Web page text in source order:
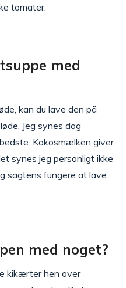
tomater.
med
kan du lave den på
Jeg synes dog
Kokosmælken giver
synes jeg personligt ikke
sagtens fungere at lave
med noget?
kikærter hen over